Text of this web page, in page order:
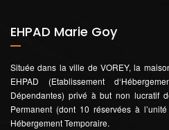
EHPAD Marie Goy
Située dans la ville de VOREY, la
EHPAD (Etablissement
Dépendantes) privé à but non lucratif
Permanent (dont 10 réservées à
Hébergement Temporaire.